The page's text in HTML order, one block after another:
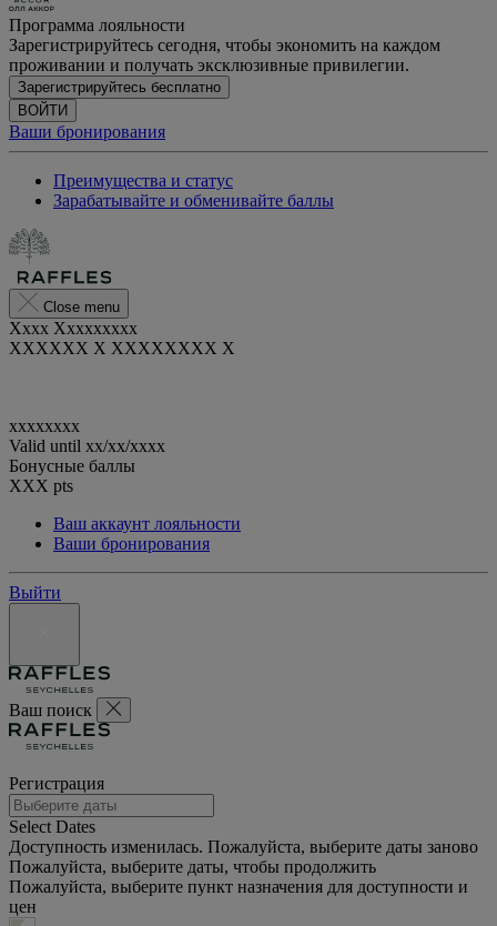
Программа лояльности
Зарегистрируйтесь сегодня, чтобы экономить на каждом
проживании и получать эксклюзивные привилегии.
Зарегистрируйтесь бесплатно
ВОЙТИ
Ваши бронирования
Преимущества и статус
Зарабатывайте и обменивайте баллы
Close menu
Xxxx Xxxxxxxxx
XXXXXX X XXXXXXXX X
xxxxxxxx
Valid until xx/xx/xxxx
Бонусные баллы
XXX pts
Ваш аккаунт лояльности
Ваши бронирования
Выйти
Ваш поиск
Регистрация
Select Dates
Доступность изменилась. Пожалуйста, выберите даты заново
Пожалуйста, выберите даты, чтобы продолжить
Пожалуйста, выберите пункт назначения для доступности и
цен